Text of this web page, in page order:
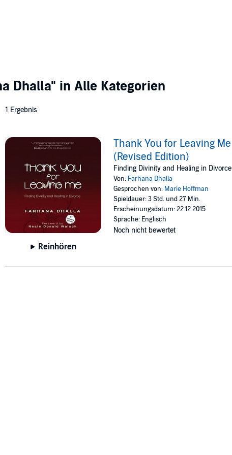
Dhalla" in Alle Kategorien
1 Ergebnis
Reinhören
Thank You for Leaving Me
(Revised Edition)
Finding Divinity and Healing in Divorce
Von: Farhana Dhalla
Gesprochen von: Marie Hoffman
Spieldauer: 3 Std. und 27 Min.
Erscheinungsdatum: 22.12.2015
Sprache: Englisch
Noch nicht bewertet